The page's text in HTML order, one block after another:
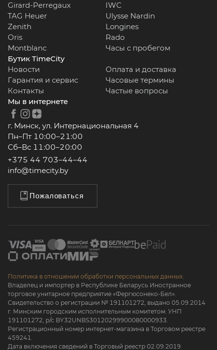
Girard-Perregaux
IWC
TAG Heuer
Ulysse Nardin
Zenith
Longines
Oris
Rado
Montblanc
Часы с пробегом
Бутик TimeCity
Новости
Оплата и доставка
Гарантия и сервис
Часовые термины
Контакты
Частые вопросы
Мы в интернете
г. Минск, ул. Интернациональная 4
Пн–Пт 10:00–21:00
Сб–Вс 11:00–20:00
+375 44 703–44–44
info@timecity.by
Пожаловаться
Политика в отношении обработки персональных данных.
Владелец и импортер в Республике Беларусь Иностранное
торговое унитарное предприятие «Фергюсонеко-Бел».
Свидетельство о регистрации № 191101272, выдано 05.09.2014
г. Минским городским исполнительным комитетом. УНП
191101272, р/с BY32UNBS30120299900080000933.
Регистрационный номер интернет-магазина в Торговом реестре
459241.
Дата включения сведений в Торговый реестр 02.09.2019.